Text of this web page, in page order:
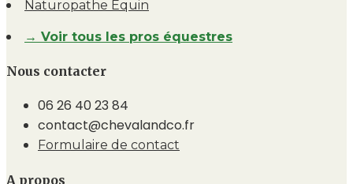
Naturopathe Équin
→ Voir tous les pros équestres
Nous contacter
06 26 40 23 84
contact@chevalandco.fr
Formulaire de contact
A propos